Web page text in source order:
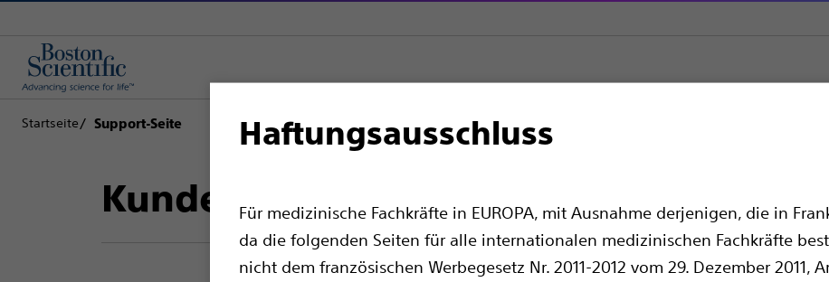
Haftungsausschluss
Für medizinische Fachkräfte in EUROPA, mit Ausnahme derjenigen, die in
da die folgenden Seiten für alle internationalen medizinischen Fachkräfte
nicht dem französischen Werbegesetz Nr. 2011-2012 vom 29. Dezember 2011,
Startseite Support-Seite
Kundenbetreuung